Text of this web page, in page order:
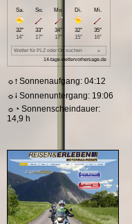
☼⭫ Sonnenaufgang: 04:12
☼⭭ Sonnenuntergang: 19:06
☼◔ Sonnenscheindauer:
14,9 h